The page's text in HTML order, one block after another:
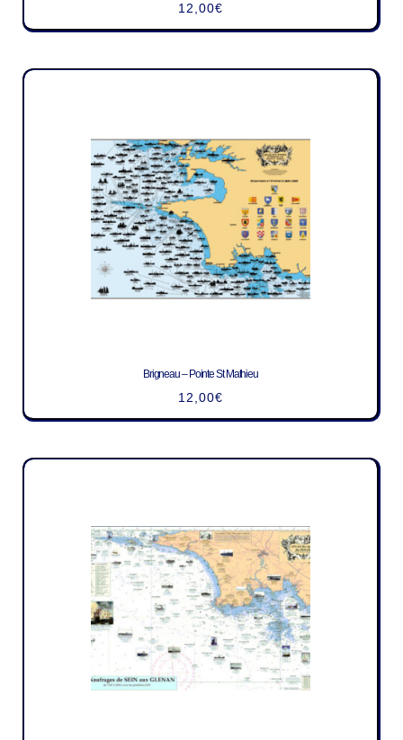
12,00€
Brigneau – Pointe St Mathieu
12,00€